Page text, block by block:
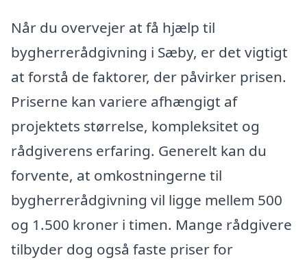
Når du overvejer at få hjælp til
bygherrerådgivning i Sæby, er det vigtigt
at forstå de faktorer, der påvirker prisen.
Priserne kan variere afhængigt af
projektets størrelse, kompleksitet og
rådgiverens erfaring. Generelt kan du
forvente, at omkostningerne til
bygherrerådgivning vil ligge mellem 500
og 1.500 kroner i timen. Mange rådgivere
tilbyder dog også faste priser for